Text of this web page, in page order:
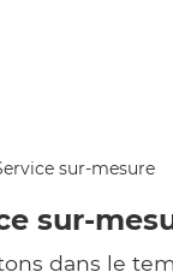
sur-
dans le